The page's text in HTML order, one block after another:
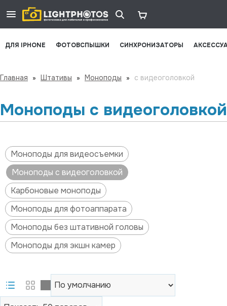
ДЛЯ IPHONE ФОТОВСПЫШКИ СИНХРОНИЗАТОРЫ
Главная » Штативы » Моноподы » с видеоголовкой
Моноподы с видеоголовкой
Моноподы для видеосъемки
Моноподы с видеоголовкой
Карбоновые моноподы
Моноподы для фотоаппарата
Моноподы без штативной головы
Моноподы для экшн камер